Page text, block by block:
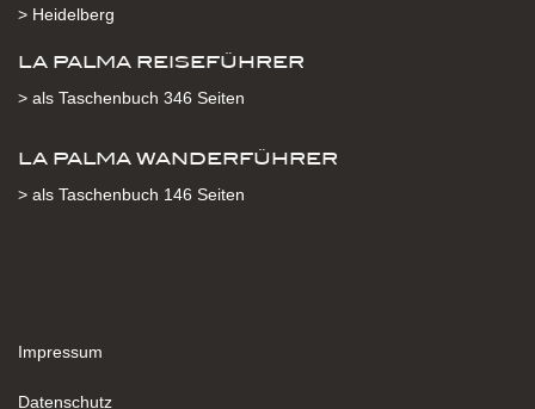
> Heidelberg
LA PALMA REISEFÜHRER
> als Taschenbuch 346 Seiten
LA PALMA WANDERFÜHRER
> als Taschenbuch 146 Seiten
Impressum
Datenschutz